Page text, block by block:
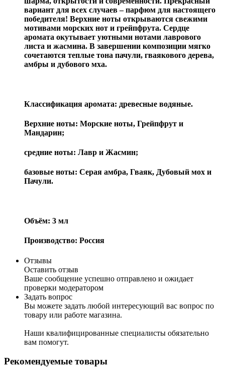
вариант для всех случаев – парфюм для настоящего
победителя! Верхние ноты открываются свежими
мотивами морских нот и грейпфрута. Сердце
аромата окутывает уютными нотами лаврового
листа и жасмина. В завершении композиции мягко
сочетаются теплые тона пачули, гваякового дерева,
амбры и дубового мха.
Классификация аромата: древесные водяные.
Верхние ноты: Морские ноты, Грейпфрут и
Мандарин;
средние ноты: Лавр и Жасмин;
базовые ноты: Серая амбра, Гваяк, Дубовый мох и
Пачули.
Объём: 3 мл
Производство: Россия
Отзывы
Оставить отзыв
Ваше сообщение успешно отправлено и ожидает
проверки модератором
Задать вопрос
Вы можете задать любой интересующий вас вопрос по
товару или работе магазина.
Наши квалифицированные специалисты обязательно
вам помогут.
Рекомендуемые товары